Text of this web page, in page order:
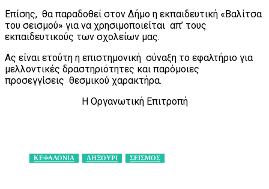
Επίσης, θα παραδοθεί στον Δήμο η εκπαιδευτική «Βαλίτσα
του σεισμού» για να χρησιμοποιείται απ’ τους
εκπαιδευτικούς των σχολείων μας.
Ας είναι ετούτη η επιστημονική σύναξη το εφαλτήριο για
μελλοντικές δραστηριότητες και παρόμοιες
προσεγγίσεις θεσμικού χαρακτήρα.
Η Οργανωτική Επιτροπή
ΚΕΦΑΛΟΝΙΑ ΛΗΞΟΥΡΙ ΣΕΙΣΜΟΣ